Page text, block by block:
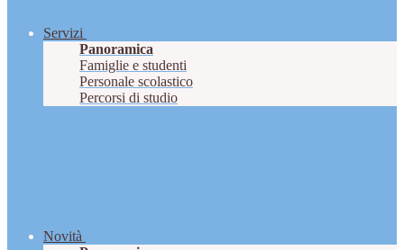
Servizi
Panoramica
Famiglie e studenti
Personale scolastico
Percorsi di studio
Novità